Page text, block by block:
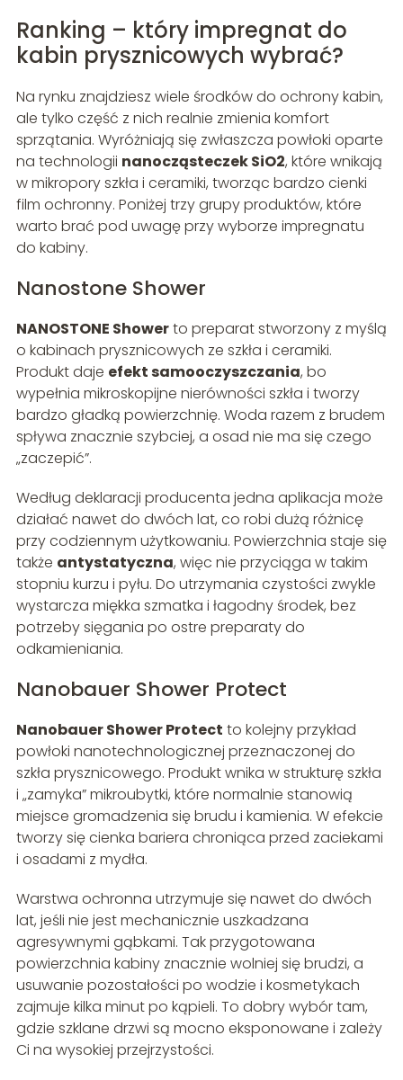
Ranking – który impregnat do
kabin prysznicowych wybrać?
Na rynku znajdziesz wiele środków do ochrony kabin,
ale tylko część z nich realnie zmienia komfort
sprzątania. Wyróżniają się zwłaszcza powłoki oparte
na technologii nanocząsteczek SiO2, które wnikają
w mikropory szkła i ceramiki, tworząc bardzo cienki
film ochronny. Poniżej trzy grupy produktów, które
warto brać pod uwagę przy wyborze impregnatu
do kabiny.
Nanostone Shower
NANOSTONE Showerto preparat stworzony z myślą
o kabinach prysznicowych ze szkła i ceramiki.
Produkt daje efekt samooczyszczania, bo
wypełnia mikroskopijne nierówności szkła i tworzy
bardzo gładką powierzchnię. Woda razem z brudem
spływa znacznie szybciej, a osad nie ma się czego
„zaczepić”.
Według deklaracji producenta jedna aplikacja może
działać nawet do dwóch lat, co robi dużą różnicę
przy codziennym użytkowaniu. Powierzchnia staje się
także antystatyczna, więc nie przyciąga w takim
stopniu kurzu i pyłu. Do utrzymania czystości zwykle
wystarcza miękka szmatka i łagodny środek, bez
potrzeby sięgania po ostre preparaty do
odkamieniania.
Nanobauer Shower Protect
Nanobauer Shower Protect to kolejny przykład
powłoki nanotechnologicznej przeznaczonej do
szkła prysznicowego. Produkt wnika w strukturę szkła
i „zamyka” mikroubytki, które normalnie stanowią
miejsce gromadzenia się brudu i kamienia. W efekcie
tworzy się cienka bariera chroniąca przed zaciekami
i osadami z mydła.
Warstwa ochronna utrzymuje się nawet do dwóch
lat, jeśli nie jest mechanicznie uszkadzana
agresywnymi gąbkami. Tak przygotowana
powierzchnia kabiny znacznie wolniej się brudzi, a
usuwanie pozostałości po wodzie i kosmetykach
zajmuje kilka minut po kąpieli. To dobry wybór tam,
gdzie szklane drzwi są mocno eksponowane i zależy
Ci na wysokiej przejrzystości.